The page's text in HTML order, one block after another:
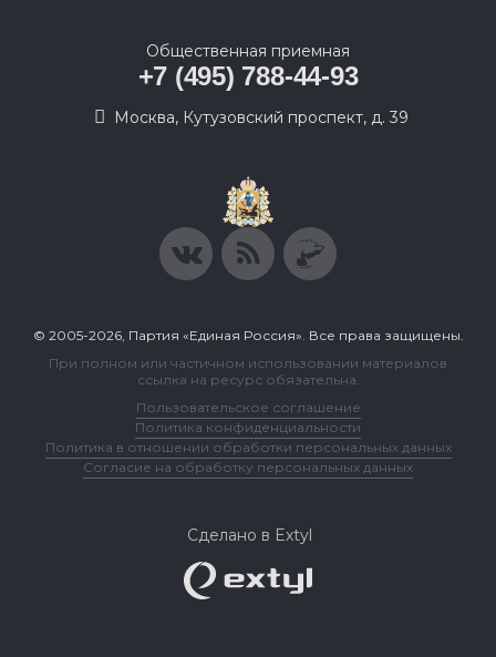
Общественная приемная
+7 (495) 788-44-93
Москва, Кутузовский проспект, д. 39
© 2005-2026, Партия «Единая Россия». Все права защищены.
При полном или частичном использовании материалов
ссылка на ресурс обязательна.
Пользовательское соглашение
Политика конфиденциальности
Политика в отношении обработки персональных данных
Согласие на обработку персональных данных
Сделано в Extyl